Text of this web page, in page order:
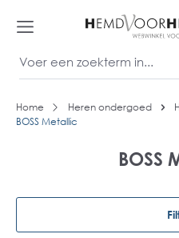
Home Heren ondergoed
BOSS Metallic
BOSS